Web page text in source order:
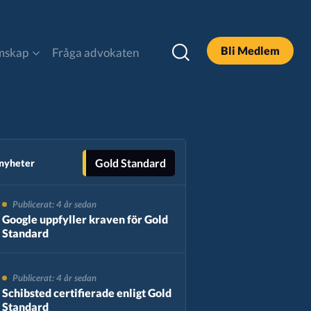
Legal och Policy
Podcast
Fråga advokaten Bli Medlem
Gold Standard
Publicerat: 4 år sedan
Google uppfyller kraven för Gold
Standard
Publicerat: 4 år sedan
Schibsted certifierade enligt Gold
Standard